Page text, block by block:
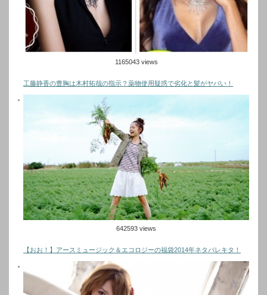
1165043 views
工藤静香の豊胸は木村拓哉の指示？薬物使用疑惑で劣化と髪がヤバい！
642593 views
【おお！】アースミュージック＆エコロジーの福袋2014年ネタバレキタ！